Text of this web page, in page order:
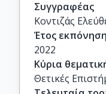
Συγγραφέας
Κοντιζάς
Έτος
2022
Κύρια
Θετικές